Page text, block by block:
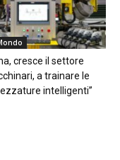
cresce il settore
a trainare le
intelligenti”